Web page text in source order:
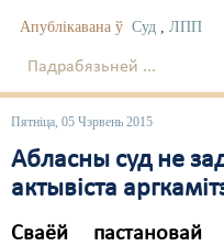
Апублікавана ў Суд , ЛПП
Падрабязьней ...
Пятніца, 05 Чэрвень 2015
Абласны суд не
актывіста
Сваёй
Сацыяльныя правы